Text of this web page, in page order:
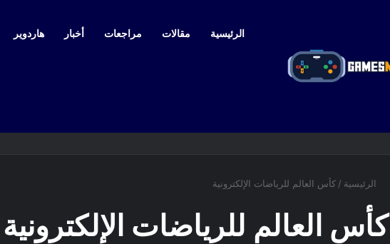
الرئيسية مقالات مراجعات أخبار هاردوير
الرئيسية / كأس العالم للرياضات الإلكترونية
كأس العالم للرياضات الإلكترونية